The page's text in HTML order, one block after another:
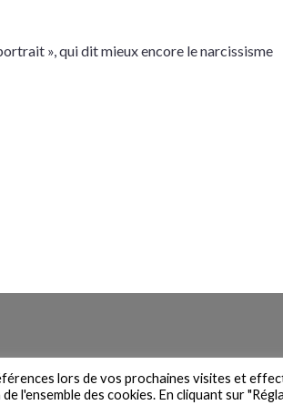
», qui dit mieux encore le narcissisme
Newsletter Mentions légales
lors de vos prochaines visites et
l'ensemble des cookies. En cliquant sur